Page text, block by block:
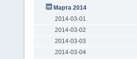
Марта 2014
2014-03-01
2014-03-02
2014-03-03
2014-03-04